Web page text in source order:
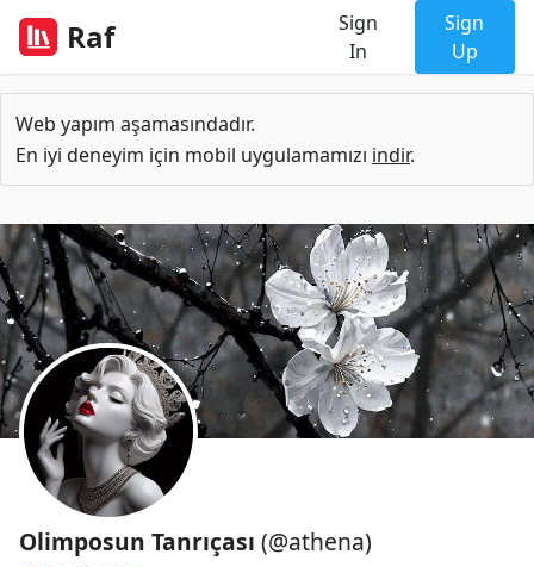
Raf
Sign
In
Sign
Up
Web yapım aşamasındadır.
En iyi deneyim için mobil uygulamamızı indir.
Olimposun Tanrıçası (@athena)